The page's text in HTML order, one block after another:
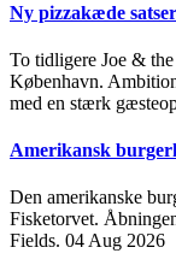
Ny pizzakæde
To tidligere Joe &
København.
med en stærk
Amerikansk
Den amerikanske
Fisketorvet.
Fields. 04 Aug 2026